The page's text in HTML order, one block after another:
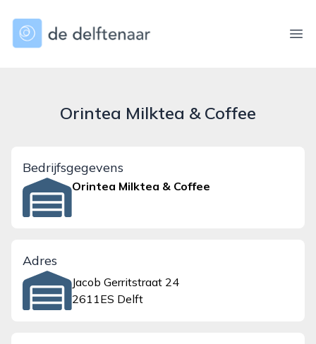
dedelftenaar.nl
Orintea Milktea & Coffee
Bedrijfsgegevens
Orintea Milktea & Coffee
Adres
Jacob Gerritstraat 24
2611ES Delft